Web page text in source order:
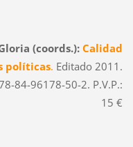
(coords.):Calidad
políticas. Editado 2011.
84-96178-50-2. P.V.P.:
15 €